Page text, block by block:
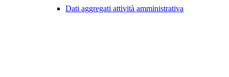
Dati aggregati attività amministrativa